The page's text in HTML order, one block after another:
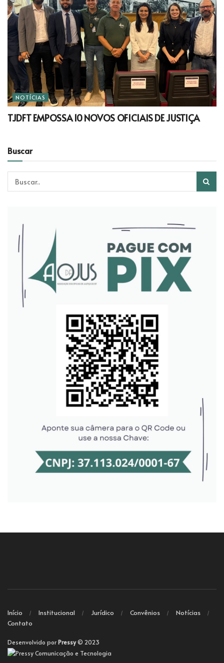
NOTÍCIAS
TJDFT EMPOSSA 10 NOVOS OFICIAIS DE JUSTIÇA
Buscar
Início Institucional Jurídico Convênios
Notícias
Contato
Desenvolvido porPressy© 2023